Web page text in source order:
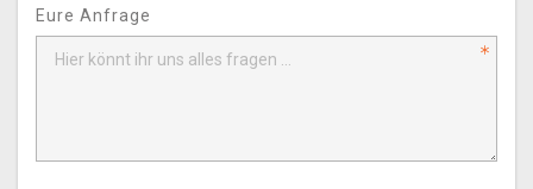
Eure Anfrage